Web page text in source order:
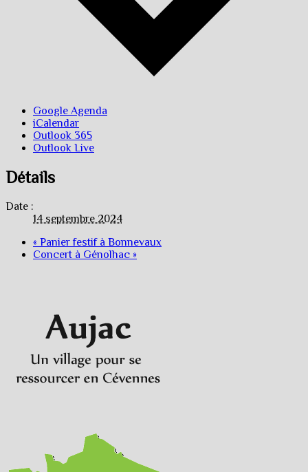
Google Agenda
iCalendar
Outlook 365
Outlook Live
Détails
Date :
14 septembre 2024
« Panier festif à Bonnevaux
Concert à Génolhac »